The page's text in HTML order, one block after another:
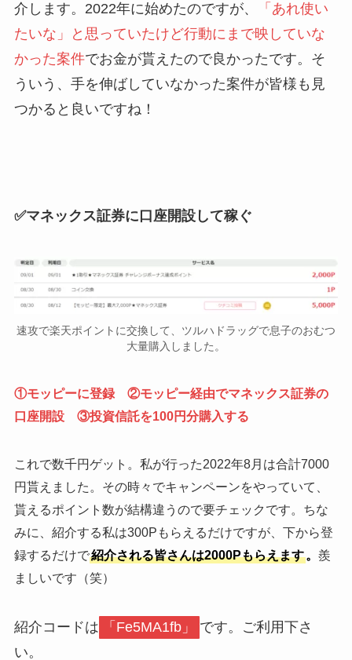
介します。2022年に始めたのですが、
「あれ使い
たいな」と思っていたけど行動にまで映していな
かった案件でお金が貰えたので良かったです。そ
ういう、手を伸ばしていなかった案件が皆様も見
つかると良いですね！
✅マネックス証券に口座開設して稼ぐ
速攻で楽天ポイントに交換して、ツルハドラッグで息子のおむつ
大量購入しました。
①モッピーに登録 ②モッピー経由でマネックス証券の
口座開設 ③投資信託を100円分購入する
これで数千円ゲット。私が行った2022年8月は合計7000
円貰えました。その時々でキャンペーンをやっていて、
貰えるポイント数が結構違うので要チェックです。ちな
みに、紹介する私は300Pもらえるだけですが、下から登
録するだけで紹介される皆さんは2000Pもらえます。 羨
ましいです（笑）
紹介コードは 「Fe5MA1fb」
です。ご利用下さ
い。